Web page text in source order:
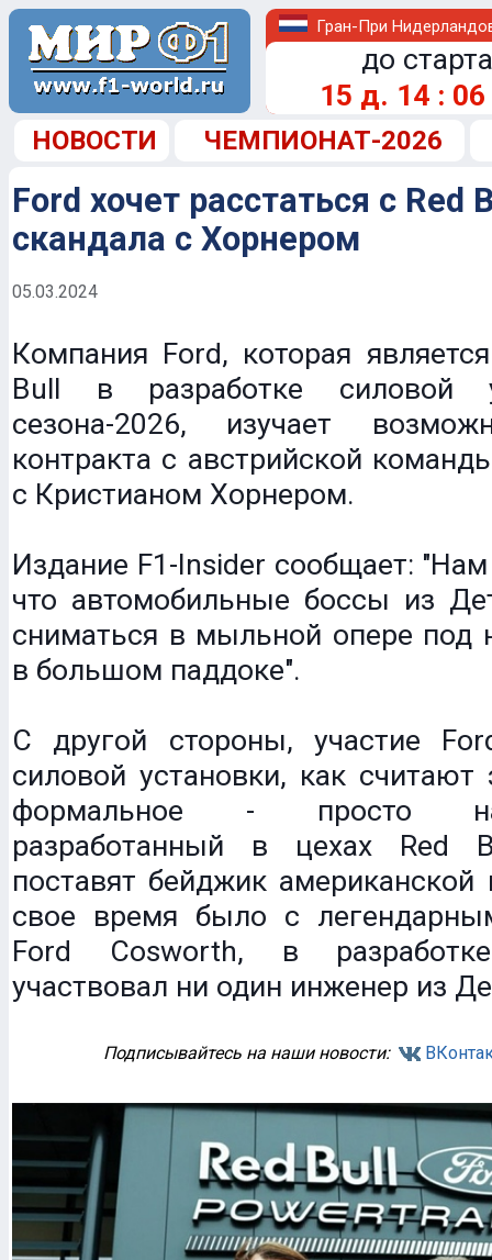
Гран-При
до
15 д. 14 : 06
НОВОСТИ ЧЕМПИОНАТ-2026
Ford хочет расстаться с Red
скандала с Хорнером
05.03.2024
Компания Ford, которая
Bull в разработке силовой
сезона-2026, изучает
контракта с австрийской
с Кристианом Хорнером.
Издание F1-Insider сообщает: "Нам
что автомобильные боссы из
сниматься в мыльной опере под
в большом паддоке".
С другой стороны, участие
силовой установки, как считают
формальное - просто
разработанный в цехах Red
поставят бейджик
свое время было с
Ford Cosworth, в
участвовал ни один инженер из
Подписывайтесь на наши новости: